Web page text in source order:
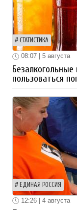
СТАТИСТИКА
08:07 | 5 августа
пользоваться
ЕДИНАЯ РОССИЯ
12:26 | 4 августа